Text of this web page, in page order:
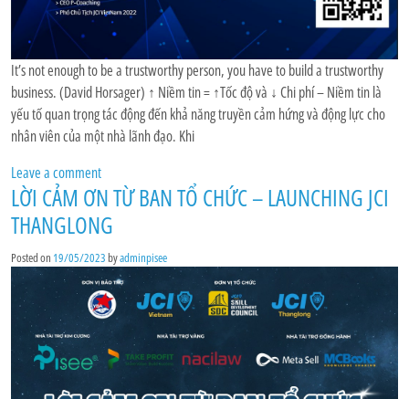
It’s not enough to be a trustworthy person, you have to build a trustworthy
business. (David Horsager) ↑ Niềm tin = ↑Tốc độ và ↓ Chi phí – Niềm tin là
yếu tố quan trọng tác động đến khả năng truyền cảm hứng và động lực cho
nhân viên của một nhà lãnh đạo. Khi
Leave a comment
LỜI CẢM ƠN TỪ BAN TỔ CHỨC – LAUNCHING JCI
THANGLONG
Posted on 19/05/2023byadminpisee